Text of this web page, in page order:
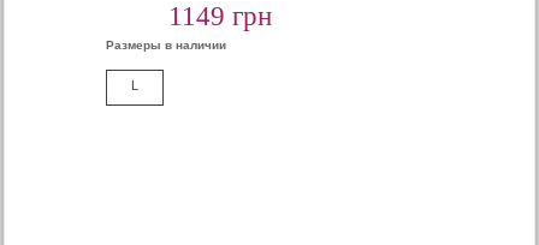
1149 грн
Размеры в наличии
L